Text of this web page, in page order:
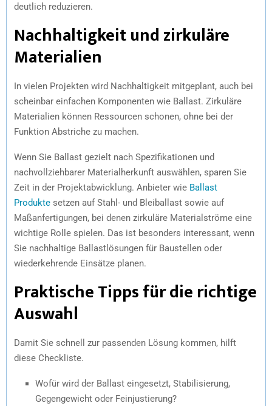
deutlich reduzieren.
Nachhaltigkeit und zirkuläre
Materialien
In vielen Projekten wird Nachhaltigkeit mitgeplant, auch bei
scheinbar einfachen Komponenten wie Ballast. Zirkuläre
Materialien können Ressourcen schonen, ohne bei der
Funktion Abstriche zu machen.
Wenn Sie Ballast gezielt nach Spezifikationen und
nachvollziehbarer Materialherkunft auswählen, sparen Sie
Zeit in der Projektabwicklung. Anbieter wie Ballast
Produkte setzen auf Stahl- und Bleiballast sowie auf
Maßanfertigungen, bei denen zirkuläre Materialströme eine
wichtige Rolle spielen. Das ist besonders interessant, wenn
Sie nachhaltige Ballastlösungen für Baustellen oder
wiederkehrende Einsätze planen.
Praktische Tipps für die richtige
Auswahl
Damit Sie schnell zur passenden Lösung kommen, hilft
diese Checkliste.
Wofür wird der Ballast eingesetzt, Stabilisierung,
Gegengewicht oder Feinjustierung?